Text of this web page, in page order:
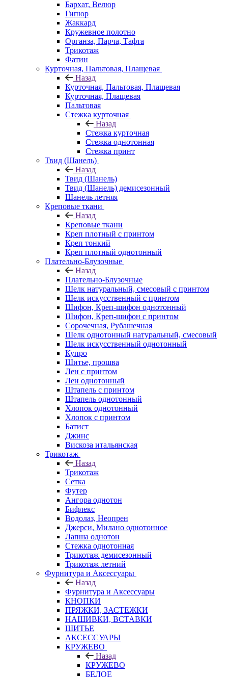
Бархат, Велюр
Гипюр
Жаккард
Кружевное полотно
Органза, Парча, Тафта
Трикотаж
Фатин
Курточная, Пальтовая, Плащевая
Назад
Курточная, Пальтовая, Плащевая
Курточная, Плащевая
Пальтовая
Стежка курточная
Назад
Стежка курточная
Стежка однотонная
Стежка принт
Твид (Шанель)
Назад
Твид (Шанель)
Твид (Шанель) демисезонный
Шанель летняя
Креповые ткани
Назад
Креповые ткани
Креп плотный с принтом
Креп тонкий
Креп плотный однотонный
Плательно-Блузочные
Назад
Плательно-Блузочные
Шелк натуральный, смесовый с принтом
Шелк искусственный с принтом
Шифон, Креп-шифон однотонный
Шифон, Креп-шифон с принтом
Сорочечная, Рубашечная
Шелк однотонный натуральный, смесовый
Шелк искусственный однотонный
Купро
Шитье, прошва
Лен с принтом
Лен однотонный
Штапель с принтом
Штапель однотонный
Хлопок однотонный
Хлопок с принтом
Батист
Джинс
Вискоза итальянская
Трикотаж
Назад
Трикотаж
Сетка
Футер
Ангора однотон
Бифлекс
Водолаз, Неопрен
Джерси, Милано однотонное
Лапша однотон
Стежка однотонная
Трикотаж демисезонный
Трикотаж летний
Фурнитура и Аксессуары
Назад
Фурнитура и Аксессуары
КНОПКИ
ПРЯЖКИ, ЗАСТЕЖКИ
НАШИВКИ, ВСТАВКИ
ШИТЬЕ
АКСЕССУАРЫ
КРУЖЕВО
Назад
КРУЖЕВО
БЕЛОЕ